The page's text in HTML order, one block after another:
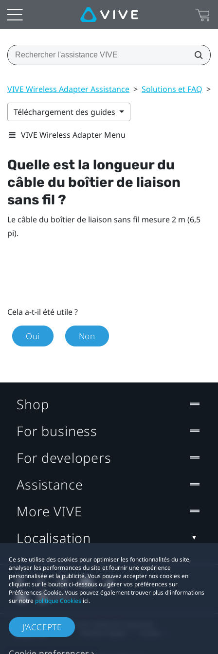
VIVE Wireless Adapter Assistance > Solutions et FAQ >
Téléchargement des guides
VIVE Wireless Adapter Menu
Quelle est la longueur du
câble du boîtier de liaison
sans fil ?
Le câble du boîtier de liaison sans fil mesure 2 m (6,5
pi).
Cela a-t-il été utile ?
Oui Non
Ce site utilise des cookies pour optimiser les fonctionnalités du site,
analyser les performances du site et fournir une expérience
personnalisée et la publicité. Vous pouvez accepter nos cookies en
cliquant sur le bouton ci-dessous ou gérer vos préférences sur
Préférences Cookie. Vous pouvez également trouver plus d'informations
sur notre politique Cookies ici.
J'ACCEPTE
Shop
For business
For developers
Assistance
More VIVE
Localisation
© 2011-2026 HTC Corporation